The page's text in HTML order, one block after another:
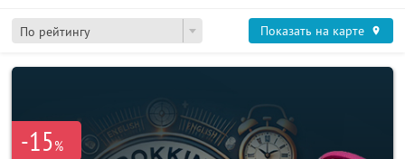
По рейтингу Показать на карте
-15%